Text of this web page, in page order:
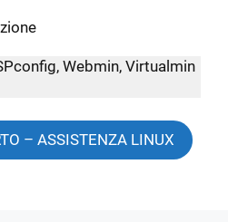
Webmin, Virtualmin
– ASSISTENZA LINUX